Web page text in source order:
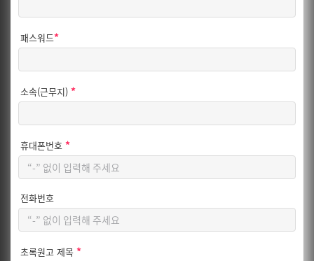
패스워드*
소속(근무지) *
휴대폰번호 *
전화번호
초록원고 제목 *